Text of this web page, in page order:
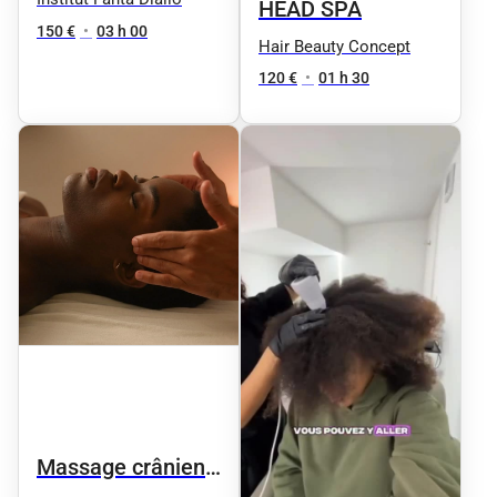
150 € • 03 h 00
HEAD SPA
Hair Beauty Concept
120 € • 01 h 30
Massage crânien